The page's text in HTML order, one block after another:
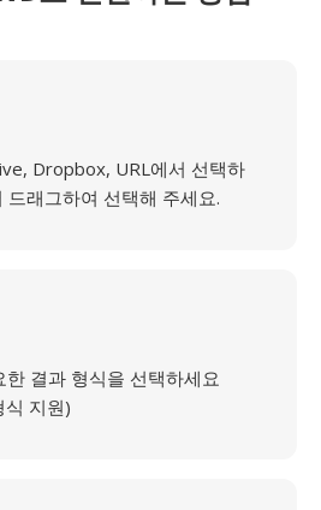
Dropbox, URL에서 선택하
드래그하여 선택해 주세요.
결과 형식을 선택하세요
지원)